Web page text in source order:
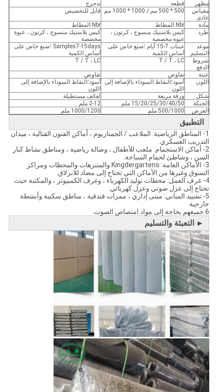
مظهر قطعة
تدحرج
مقياس
عادى
500 * 500 مم / 1000 * 1000 مم قابل للتخصيص
مادة Nbr المطاط
Nbr المطاط
طرد
كيس بلاستيك منسوج ، كرتون ،
عبوة مخصصة
كيس بلاستيك منسوج ، كرتون ، عبوة
مخصصة
موعد
التسليم
عينات 7-15 أيام ؛صنع خاص على
أساس الكمية
Samples7-15days ؛صنع خاص على
أساس الكمية
شروط
الدفع
T / T ، LC T / T ، LC
عينة تفاوض
تفاوض
اللون
أسود؛النقاط السوداء بالإضافة إلى
اللون
أسود؛النقاط السوداء بالإضافة إلى
اللون
شكل
ورقة مربعة
لفائف مستطيلة
الحنكة
15/20/25/30/40/50 ملم
2-12 ملم
العرض
500/1000 ملم 1000/1200 ملم
التطبيق
1- المناطق الرياضية: الملاعب / الجمنازيوم ، أماكن الفنون القتالية ، ميدان
التدريب العسكري.
2- أماكن الاستجمام: ملعب للأطفال ، وصالة رياضية ، ومناطق نشاط كبار
السن ، وشاطئ لحمام السباحة.
3- الأماكن العامة: Kingdergartens والمتنزهات والمحطات ومراكز
التسوق وغيرها من الأماكن التي تحتاج إلى مضاد للانزلاق.
4- غرف العمل: محطات توليد الكهرباء ، وغرف الكمبيوتر ، والمكتبة حيث
تحتاج إلى عزل صوتي وعزل كهربائي.
5- تشييد المباني: مبنى إداري ، ممرات فندقية ، مناطق سكنية وأنشطة
خارجية.
6.جميعهم بحاجة إلى مواد امتصاص الصوت.
► التعبئة والتسليم